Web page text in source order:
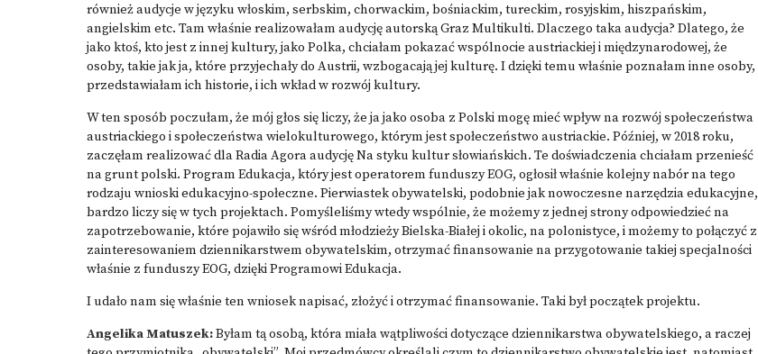
również audycje w języku włoskim, serbskim, chorwackim, bośniackim, tureckim, rosyjskim, hiszpańskim,
angielskim etc. Tam właśnie realizowałam audycję autorskąGraz Multikulti. Dlaczego taka audycja? Dlatego, że
jako ktoś, kto jest z innej kultury, jako Polka, chciałam pokazać wspólnocie austriackiej i międzynarodowej, że
osoby, takie jak ja, które przyjechały do Austrii, wzbogacają jej kulturę. I dzięki temu właśnie poznałam inne osoby,
przedstawiałam ich historie, i ich wkład w rozwój kultury.
W ten sposób poczułam, że mój głos się liczy, że ja jako osoba z Polski mogę mieć wpływ na rozwój społeczeństwa
austriackiego i społeczeństwa wielokulturowego, którym jest społeczeństwo austriackie. Później, w 2018 roku,
zaczęłam realizować dla Radia Agora audycję Na styku kultur słowiańskich. Te doświadczenia chciałam przenieść
na grunt polski. Program Edukacja, który jest operatorem funduszy EOG, ogłosił właśnie kolejny nabór na tego
rodzaju wnioski edukacyjno-społeczne. Pierwiastek obywatelski, podobnie jak nowoczesne narzędzia edukacyjne,
bardzo liczy się w tych projektach. Pomyśleliśmy wtedy wspólnie, że możemy z jednej strony odpowiedzieć na
zapotrzebowanie, które pojawiło się wśród młodzieży Bielska-Białej i okolic, na polonistyce, i możemy to połączyć z
zainteresowaniem dziennikarstwem obywatelskim, otrzymać finansowanie na przygotowanie takiej specjalności
właśnie z funduszy EOG, dzięki Programowi Edukacja.
I udało nam się właśnie ten wniosek napisać, złożyć i otrzymać finansowanie. Taki był początek projektu.
Angelika Matuszek:Byłam tą osobą, która miała wątpliwości dotyczące dziennikarstwa obywatelskiego, a raczej